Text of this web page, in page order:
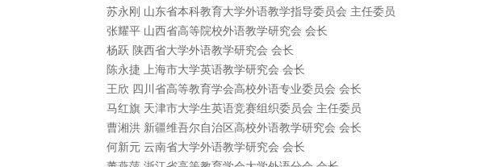
苏永刚 山东省本科教育大学外语教学指导委员会 主任委员
张耀平 山西省高等院校外语教学研究会 会长
杨跃 陕西省大学外语教学研究会 会长
陈永捷 上海市大学英语教学研究会 会长
王欣 四川省高等教育学会高校外语专业委员会 会长
马红旗 天津市大学生英语竞赛组织委员会 主任委员
曹湘洪 新疆维吾尔自治区高校外语教学研究会 会长
何新元 云南省大学外语教学研究会 会长